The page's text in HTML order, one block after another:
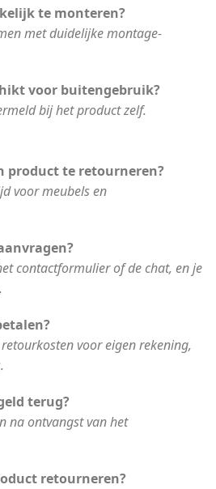
te monteren?
met duidelijke montage-
voor buitengebruik?
bij het product zelf.
product te retourneren?
voor meubels en
contactformulier of de chat, en je
voor eigen rekening,
terug?
na ontvangst van het
retourneren?